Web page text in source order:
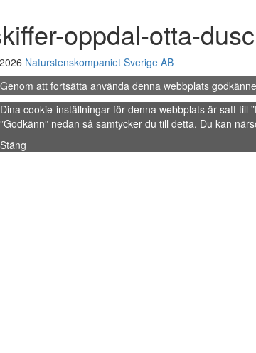
oppdal-otta-
Naturstenskompaniet Sverige AB
Genom att fortsätta använda denna webbplats
Dina cookie-inställningar för denna webbplats är satt
”Godkänn” nedan så samtycker du till detta. Du kan
Stäng